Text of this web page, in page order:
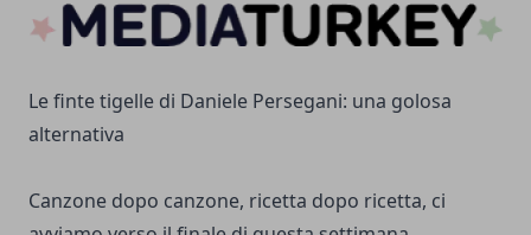
Le finte tigelle di Daniele Persegani: una golosa
alternativa
Canzone dopo canzone, ricetta dopo ricetta, ci